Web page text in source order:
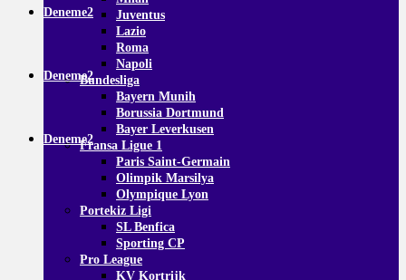
Juventus
Lazio
Roma
Napoli
Bundesliga
Bayern Munih
Borussia Dortmund
Bayer Leverkusen
Fransa Ligue 1
Paris Saint-Germain
Olimpik Marsilya
Olympique Lyon
Portekiz Ligi
SL Benfica
Sporting CP
Pro League
KV Kortrijk
Deneme2
Deneme2
Deneme2